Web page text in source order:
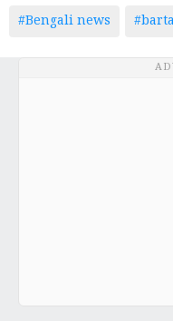
#Bengali news